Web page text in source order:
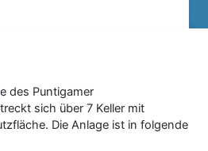
des Puntigamer
sich über 7 Keller mit
Die Anlage ist in folgende